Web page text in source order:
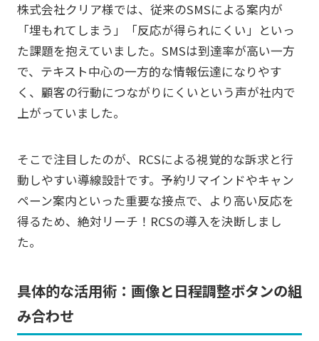
株式会社クリア様では、従来のSMSによる案内が
「埋もれてしまう」「反応が得られにくい」といっ
た課題を抱えていました。SMSは到達率が高い一方
で、テキスト中心の一方的な情報伝達になりやす
く、顧客の行動につながりにくいという声が社内で
上がっていました。
そこで注目したのが、RCSによる視覚的な訴求と行
動しやすい導線設計です。予約リマインドやキャン
ペーン案内といった重要な接点で、より高い反応を
得るため、絶対リーチ！RCSの導入を決断しまし
た。
具体的な活用術：画像と日程調整ボタンの組
み合わせ